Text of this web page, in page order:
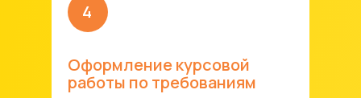
Оформление курсовой
работы по требованиям
4